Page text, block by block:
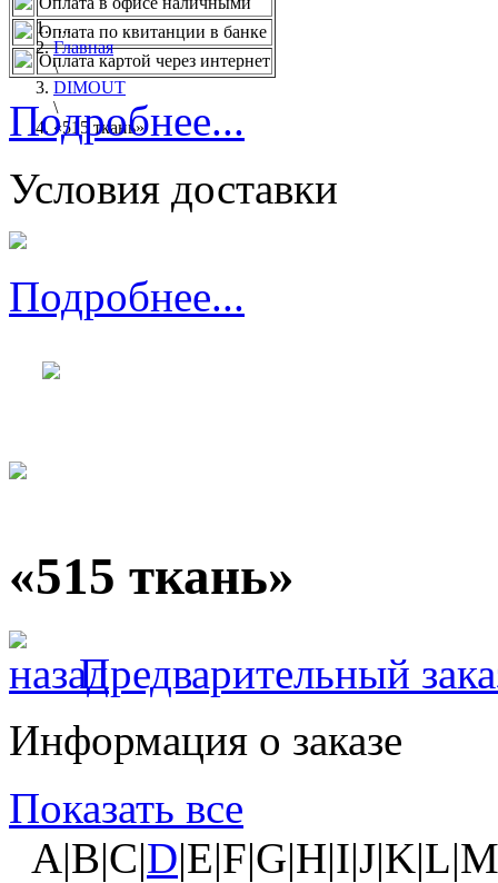
...
Главная
\
DIMOUT
\
«515 ткань»
Оплата по квитанции в банке
Оплата картой через интернет
Подробнее...
Условия доставки
Подробнее...
«515 ткань»
Предварительный
Информация о заказе
Показать все
A|B|C|D